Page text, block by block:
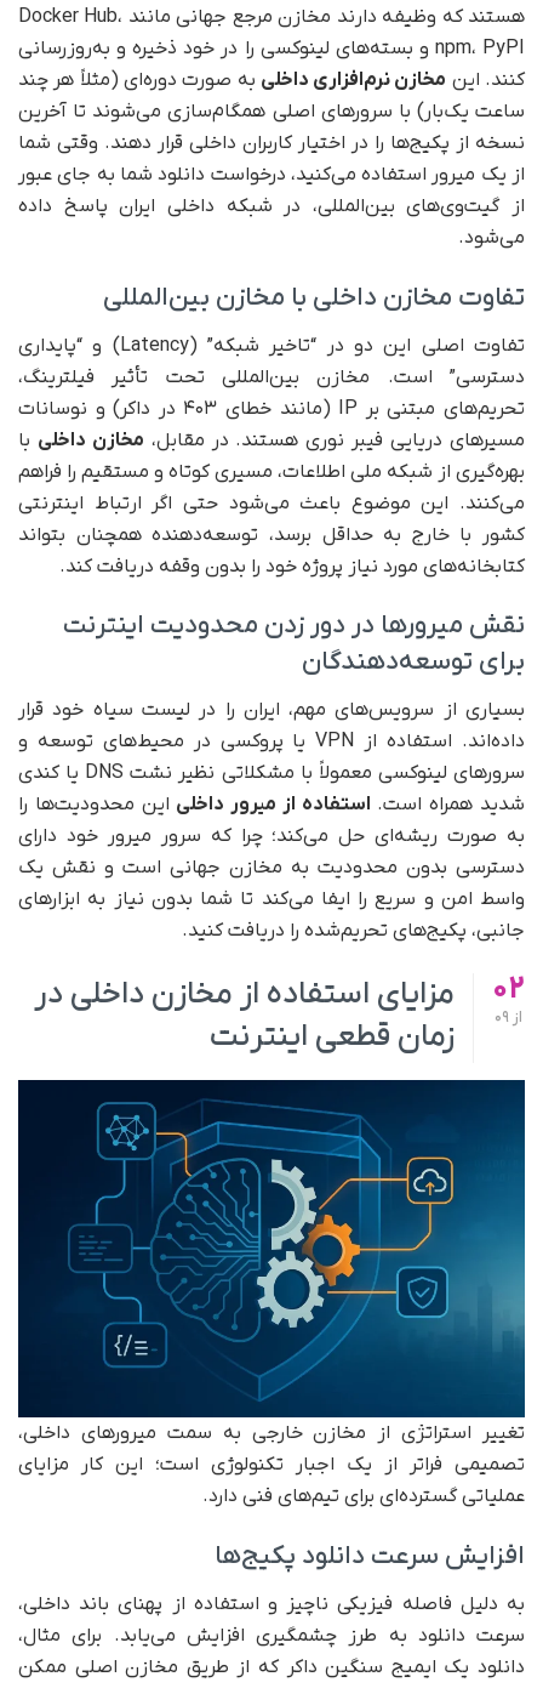
هستند که وظیفه دارند مخازن مرجع جهانی مانند Docker Hub،
npm، PyPI و بسته‌های لینوکسی را در خود ذخیره و به‌روزرسانی
کنند. این مخازن نرم‌افزاری داخلی به صورت دوره‌ای (مثلاً هر چند
ساعت یک‌بار) با سرورهای اصلی همگام‌سازی می‌شوند تا آخرین
نسخه از پکیج‌ها را در اختیار کاربران داخلی قرار دهند. وقتی شما
از یک میرور استفاده می‌کنید، درخواست دانلود شما به جای عبور
از گیت‌وی‌های بین‌المللی، در شبکه داخلی ایران پاسخ داده
می‌شود.
تفاوت مخازن داخلی با مخازن بین‌المللی
تفاوت اصلی این دو در “تاخیر شبکه” (Latency) و “پایداری
دسترسی” است. مخازن بین‌المللی تحت تأثیر فیلترینگ،
تحریم‌های مبتنی بر IP (مانند خطای ۴۰۳ در داکر) و نوسانات
مسیرهای دریایی فیبر نوری هستند. در مقابل، مخازن داخلی با
بهره‌گیری از شبکه ملی اطلاعات، مسیری کوتاه و مستقیم را فراهم
می‌کنند. این موضوع باعث می‌شود حتی اگر ارتباط اینترنتی
کشور با خارج به حداقل برسد، توسعه‌دهنده همچنان بتواند
کتابخانه‌های مورد نیاز پروژه خود را بدون وقفه دریافت کند.
نقش میرورها در دور زدن محدودیت اینترنت
برای توسعه‌دهندگان
بسیاری از سرویس‌های مهم، ایران را در لیست سیاه خود قرار
داده‌اند. استفاده از VPN یا پروکسی در محیط‌های توسعه و
سرورهای لینوکسی معمولاً با مشکلاتی نظیر نشت DNS یا کندی
شدید همراه است. استفاده از میرور داخلی این محدودیت‌ها را
به صورت ریشه‌ای حل می‌کند؛ چرا که سرور میرور خود دارای
دسترسی بدون محدودیت به مخازن جهانی است و نقش یک
واسط امن و سریع را ایفا می‌کند تا شما بدون نیاز به ابزارهای
جانبی، پکیج‌های تحریم‌شده را دریافت کنید.
02
از
مزایای استفاده از مخازن داخلی در
زمان قطعی اینترنت
تغییر استراتژی از مخازن خارجی به سمت میرورهای داخلی،
تصمیمی فراتر از یک اجبار تکنولوژی است؛ این کار مزایای
عملیاتی گسترده‌ای برای تیم‌های فنی دارد.
افزایش سرعت دانلود پکیج‌ها
به دلیل فاصله فیزیکی ناچیز و استفاده از پهنای باند داخلی،
سرعت دانلود به طرز چشمگیری افزایش می‌یابد. برای مثال،
دانلود یک ایمیج سنگین داکر که از طریق مخازن اصلی ممکن